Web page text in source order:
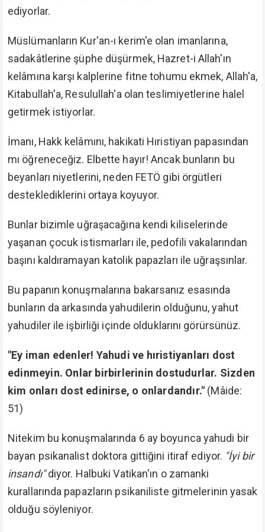
ediyorlar.
Müslümanların Kur'an-ı kerim'e olan imanlarına,
sadakâtlerine şüphe düşürmek, Hazret-i Allah'ın
kelâmına karşı kalplerine fitne tohumu ekmek, Allah'a,
Kitabullah'a, Resulullah'a olan teslimiyetlerine halel
getirmek istiyorlar.
İmanı, Hakk kelâmını, hakikati Hıristiyan papasından
mı öğreneceğiz. Elbette hayır! Ancak bunların bu
beyanları niyetlerini, neden FETÖ gibi örgütleri
desteklediklerini ortaya koyuyor.
Bunlar bizimle uğraşacağına kendi kiliselerinde
yaşanan çocuk istismarları ile, pedofili vakalarından
başını kaldıramayan katolik papazları ile uğraşsınlar.
Bu papanın konuşmalarına bakarsanız esasında
bunların da arkasında yahudilerin olduğunu, yahut
yahudiler ile işbirliği içinde olduklarını görürsünüz.
"Ey iman edenler! Yahudi ve hıristiyanları dost
edinmeyin. Onlar birbirlerinin dostudurlar. Sizden
kim onları dost edinirse, o onlardandır." (Mâide:
51)
Nitekim bu konuşmalarında 6 ay boyunca yahudi bir
bayan psikanalist doktora gittiğini itiraf ediyor. "İyi bir
insandı"diyor. Halbuki Vatikan'ın o zamanki
kurallarında papazların psikaniliste gitmelerinin yasak
olduğu söyleniyor.